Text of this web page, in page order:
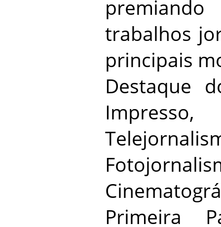
trabalhos
principais
Destaque
Impresso,
Primeira